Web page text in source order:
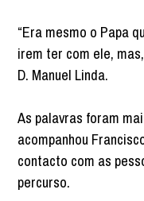
“Era mesmo o Papa
irem ter com ele,
D. Manuel Linda.
As palavras foram
acompanhou
contacto com as
percurso.